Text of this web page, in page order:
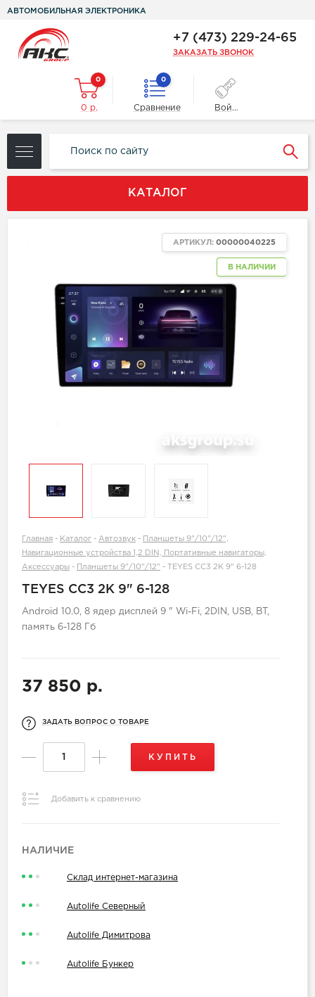
АВТОМОБИЛЬНАЯ ЭЛЕКТРОНИКА
+7 (473) 229-24-65
ЗАКАЗАТЬ ЗВОНОК
0
0 р.
0
Сравнение Войти
КАТАЛОГ
В НАЛИЧИИ
АРТИКУЛ: 00000040225
Главная - Каталог - Автозвук -
Планшеты 9"/10"/12",
Навигационные устройства 1,2 DIN, Портативные навигаторы,
Аксессуары - Планшеты 9"/10"/12" - TEYES CC3 2K 9" 6-128
TEYES CC3 2K 9" 6-128
Android 10.0, 8 ядер дисплей 9 " Wi-Fi, 2DIN, USB, BT,
память 6-128 Гб
37 850 р.
ЗАДАТЬ ВОПРОС О ТОВАРЕ
КУПИТЬ
Добавить к сравнению
НАЛИЧИЕ
Склад интернет-магазина
Autolife Северный
Autolife Димитрова
Autolife Бункер